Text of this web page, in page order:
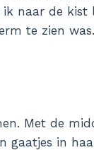
naar de kist
te zien
Met de
gaatjes in